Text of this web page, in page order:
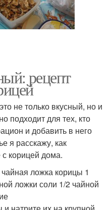
рецепт
не только вкусный, но и
подходит для тех, кто
и добавить в него
я расскажу, как
корицей дома.
ложка корицы 1
ложки соли 1/2 чайной